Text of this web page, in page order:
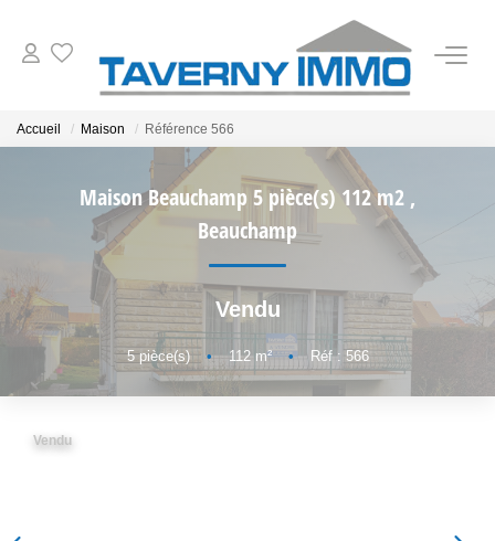
ESTIMATION
OUTILS
NOTRE AGENCE
CONTACT
Accueil Maison Référence 566
Maison Beauchamp 5 pièce(s) 112 m2 ,
Beauchamp
Vendu
5pièce(s) • 112m² • Réf : 566
Vendu